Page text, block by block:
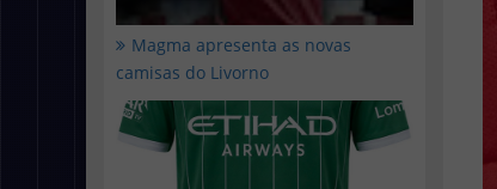
Magma apresenta as novas
camisas do Livorno